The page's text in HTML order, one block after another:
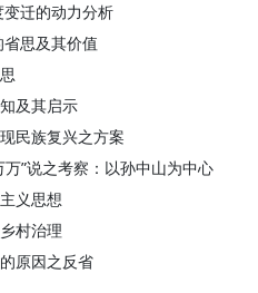
迁的动力分析
思及其价值
及其启示
民族复兴之方案
”说之考察：以孙中山为中心
义思想
村治理
原因之反省